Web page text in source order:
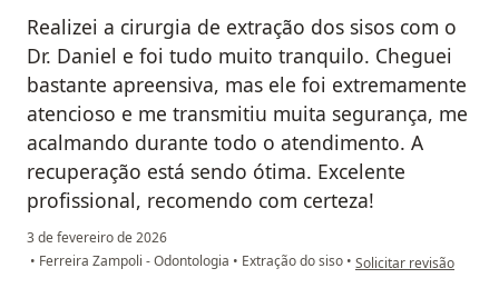
Realizei a cirurgia de extração dos sisos com o
Dr. Daniel e foi tudo muito tranquilo. Cheguei
bastante apreensiva, mas ele foi extremamente
atencioso e me transmitiu muita segurança, me
acalmando durante todo o atendimento. A
recuperação está sendo ótima. Excelente
profissional, recomendo com certeza!
3 de fevereiro de 2026
• Ferreira Zampoli - Odontologia • Extração do siso • na opinião do
Solicitar revisão